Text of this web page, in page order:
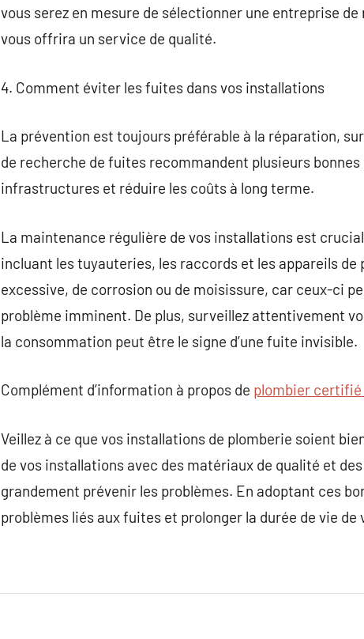
vous serez en mesure de sélectionner une entreprise
vous offrira un service de qualité.
4. Comment éviter les fuites dans vos installations
La prévention est toujours préférable à la réparation,
de recherche de fuites recommandent plusieurs
infrastructures et réduire les coûts à long terme.
La maintenance régulière de vos installations est
incluant les tuyauteries, les raccords et les appareils
excessive, de corrosion ou de moisissure, car ceux-ci
problème imminent. De plus, surveillez attentivement
la consommation peut être le signe d’une fuite invisible.
Complément d’information à propos de plombier certifié
Veillez à ce que vos installations de plomberie soient
de vos installations avec des matériaux de qualité et
grandement prévenir les problèmes. En adoptant ces
problèmes liés aux fuites et prolonger la durée de vie